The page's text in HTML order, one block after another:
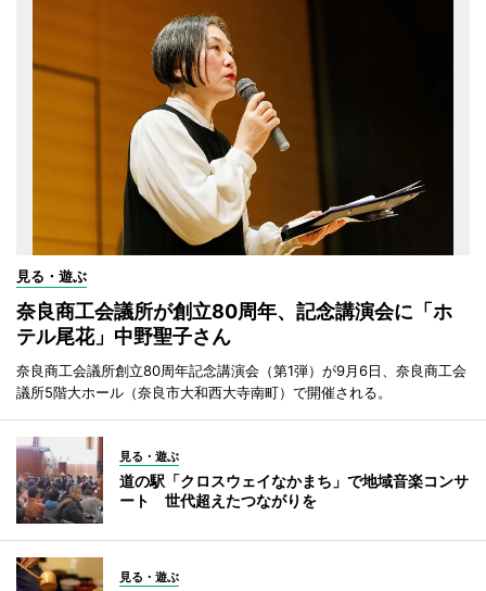
見る・遊ぶ
奈良商工会議所が創立80周年、記念講演会に「ホ
テル尾花」中野聖子さん
奈良商工会議所創立80周年記念講演会（第1弾）が9月6日、奈良商工会
議所5階大ホール（奈良市大和西大寺南町）で開催される。
見る・遊ぶ
道の駅「クロスウェイなかまち」で地域音楽コンサ
ート 世代超えたつながりを
見る・遊ぶ